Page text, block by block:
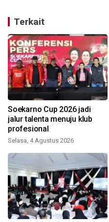
Terkait
Soekarno Cup 2026 jadi
jalur talenta menuju klub
profesional
Selasa, 4 Agustus 2026